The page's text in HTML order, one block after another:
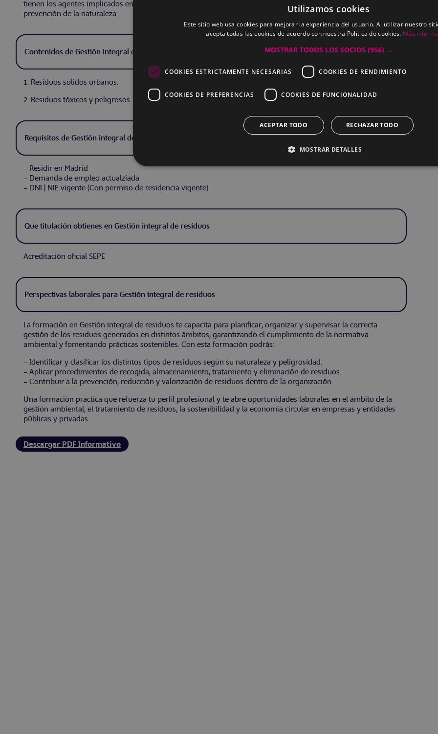
tienen los agentes implicados en la gestión de residuos para lograr la conservación y
prevención de la naturaleza.
Contenidos de Gestión integral de residuos
1. Residuos sólidos urbanos.
2. Residuos tóxicos y peligrosos.
Requisitos de Gestión integral de residuos
– Residir en Madrid
– Demanda de empleo actualziada
– DNI | NIE vigente (Con permiso de residencia vigente)
Que titulación obtienes en Gestión integral de residuos
Acreditación oficial SEPE
Perspectivas laborales para Gestión integral de residuos
La formación en Gestión integral de residuos te capacita para planificar, organizar y supervisar la correcta
gestión de los residuos generados en distintos ámbitos, garantizando el cumplimiento de la normativa
ambiental y fomentando prácticas sostenibles. Con esta formación podrás:
– Identificar y clasificar los distintos tipos de residuos según su naturaleza y peligrosidad.
– Aplicar procedimientos de recogida, almacenamiento, tratamiento y eliminación de residuos.
– Contribuir a la prevención, reducción y valorización de residuos dentro de la organización.
Una formación práctica que refuerza tu perfil profesional y te abre oportunidades laborales en el ámbito de la
gestión ambiental, el tratamiento de residuos, la sostenibilidad y la economía circular en empresas y entidades
públicas y privadas.
Descargar PDF Informativo
Utilizamos cookies
Este sitio web usa cookies para mejorar la experiencia del usuario. Al utilizar nuestro
acepta todas las cookies de acuerdo con nuestra Política de cookies. Más
MOSTRAR TODOS LOS SOCIOS (956) →
COOKIES ESTRICTAMENTE NECESARIAS COOKIES DE RENDIMIENTO
COOKIES DE PREFERENCIAS COOKIES DE FUNCIONALIDAD
ACEPTAR TODO RECHAZAR TODO
MOSTRAR DETALLES